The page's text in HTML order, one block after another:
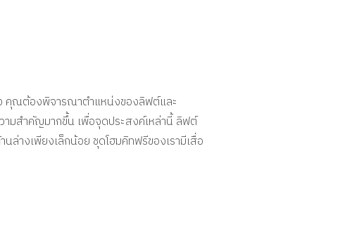
คุณต้องพิจารณาตำแหน่งของลิฟต์และ
มสำคัญมากขึ้น เพื่อจุดประสงค์เหล่านี้ ลิฟต์
างเพียงเล็กน้อย ชุดโฮมคิทฟรีของเรามีเสื่อ